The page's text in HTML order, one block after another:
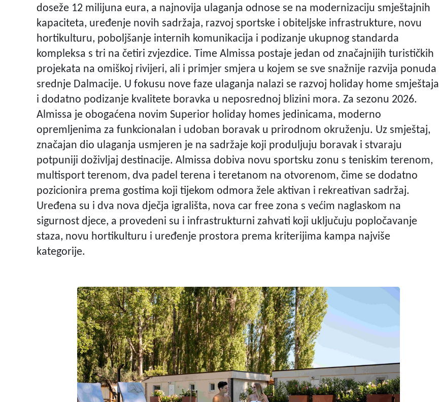
doseže 12 milijuna eura, a najnovija ulaganja odnose se na modernizaciju smještajnih
kapaciteta, uređenje novih sadržaja, razvoj sportske i obiteljske infrastrukture, novu
hortikulturu, poboljšanje internih komunikacija i podizanje ukupnog standarda
kompleksa s tri na četiri zvjezdice. Time Almissa postaje jedan od značajnijih turističkih
projekata na omiškoj rivijeri, ali i primjer smjera u kojem se sve snažnije razvija ponuda
srednje Dalmacije. U fokusu nove faze ulaganja nalazi se razvoj holiday home smještaja
i dodatno podizanje kvalitete boravka u neposrednoj blizini mora. Za sezonu 2026.
Almissa je obogaćena novim Superior holiday homes jedinicama, moderno
opremljenima za funkcionalan i udoban boravak u prirodnom okruženju. Uz smještaj,
značajan dio ulaganja usmjeren je na sadržaje koji produljuju boravak i stvaraju
potpuniji doživljaj destinacije. Almissa dobiva novu sportsku zonu s teniskim terenom,
multisport terenom, dva padel terena i teretanom na otvorenom, čime se dodatno
pozicionira prema gostima koji tijekom odmora žele aktivan i rekreativan sadržaj.
Uređena su i dva nova dječja igrališta, nova car free zona s većim naglaskom na
sigurnost djece, a provedeni su i infrastrukturni zahvati koji uključuju popločavanje
staza, novu hortikulturu i uređenje prostora prema kriterijima kampa najviše
kategorije.